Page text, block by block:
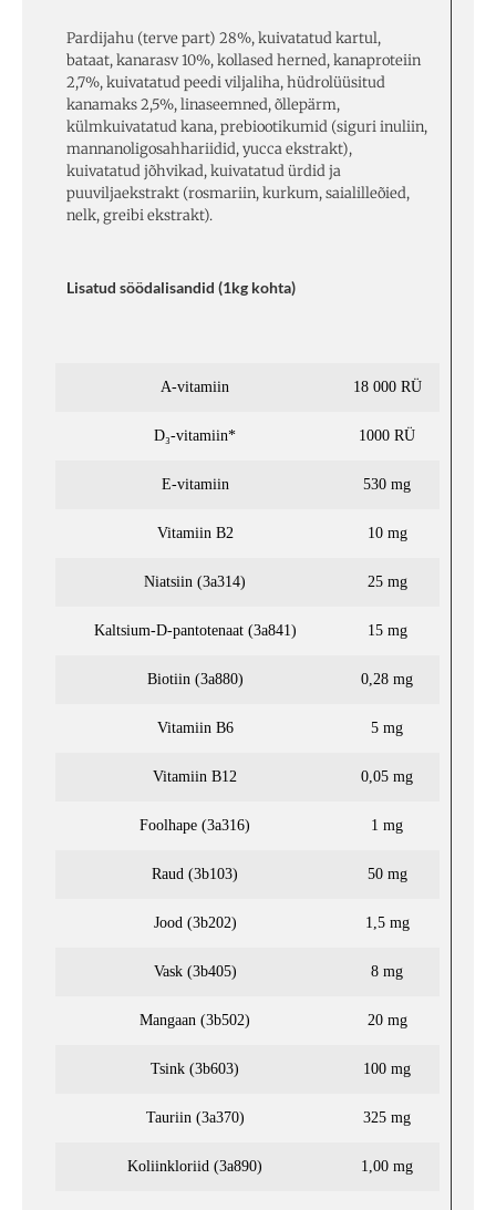
Pardijahu (terve part) 28%, kuivatatud kartul,
bataat, kanarasv 10%, kollased herned, kanaproteiin
2,7%, kuivatatud peedi viljaliha, hüdrolüüsitud
kanamaks 2,5%, linaseemned, õllepärm,
külmkuivatatud kana, prebiootikumid (siguri inuliin,
mannanoligosahhariidid, yucca ekstrakt),
kuivatatud jõhvikad, kuivatatud ürdid ja
puuviljaekstrakt (rosmariin, kurkum, saialilleõied,
nelk, greibi ekstrakt).
Lisatud söödalisandid (1kg kohta)
A-vitamiin 18 000 RÜ
D₃-vitamiin* 1000 RÜ
E-vitamiin 530 mg
Vitamiin B2 10 mg
Niatsiin (3a314) 25 mg
Kaltsium-D-pantotenaat (3a841) 15 mg
Biotiin (3a880) 0,28 mg
Vitamiin B6 5 mg
Vitamiin B12 0,05 mg
Foolhape (3a316) 1 mg
Raud (3b103) 50 mg
Jood (3b202) 1,5 mg
Vask (3b405) 8 mg
Mangaan (3b502) 20 mg
Tsink (3b603) 100 mg
Tauriin (3a370) 325 mg
Koliinkloriid (3a890) 1,00 mg